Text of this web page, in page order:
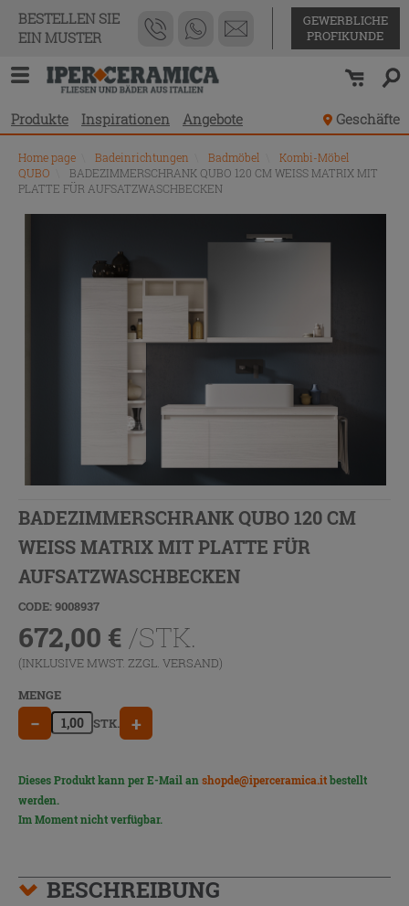
BESTELLEN SIE
EIN MUSTER
GEWERBLICHE
PROFIKUNDE
Produkte Inspirationen Angebote Geschäfte
Home page Badeinrichtungen Badmöbel
Kombi-Möbel
QUBO
BADEZIMMERSCHRANK QUBO 120 CM WEISS MATRIX MIT
PLATTE FÜR AUFSATZWASCHBECKEN
BADEZIMMERSCHRANK QUBO 120 CM
WEISS MATRIX MIT PLATTE FÜR
AUFSATZWASCHBECKEN
CODE: 9008937
672,00 € /STK.
(INKLUSIVE MWST. ZZGL. VERSAND)
MENGE
− STK. +
Dieses Produkt kann per E-Mail anshopde@iperceramica.itbestellt
werden.
Im Moment nicht verfügbar.
BESCHREIBUNG